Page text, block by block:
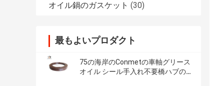
オイル鍋のガスケット (30)
最もよいプロダクト
75の海岸のConmetの車軸グリース
オイル シール手入れ不要橋ハブの